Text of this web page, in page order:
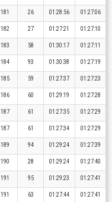
181 26 01:28:56 01:27:06
182 27 01:27:21 01:27:10
183 58 01:30:17 01:27:11
184 93 01:30:38 01:27:19
185 59 01:27:37 01:27:23
186 60 01:29:19 01:27:28
187 61 01:27:35 01:27:29
187 61 01:27:34 01:27:29
189 94 01:29:24 01:27:39
190 28 01:29:24 01:27:40
191 95 01:29:23 01:27:41
191 63 01:27:44 01:27:41